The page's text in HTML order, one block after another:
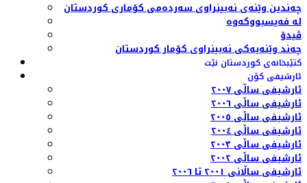
چەندین وێنەی نەبینراوی سەردەمی کۆماری کوردستان
لە فەیسبووکەوە
ڤیدۆ
چەند وێنەیەکی نەبینراوی کۆمار کوردستان
کتێبخانەی کوردستان نێت
ئارشیفی کۆن
ئارشیفی ساڵی ٢٠٠٧
ئارشیفی ساڵی ٢٠٠٦
ئارشیفی ساڵی ٢٠٠٥
ئارشیفی ساڵی ٢٠٠٤
ئارشیفی ساڵی ٢٠٠٣
ئارشیفی ساڵی ٢٠٠٢
ئارشیفی ساڵانی ٢٠٠١ تا ٢٠٠٦